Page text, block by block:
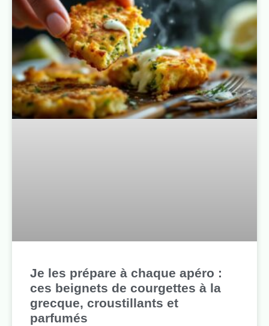
Je les prépare à chaque apéro :
ces beignets de courgettes à la
grecque, croustillants et
parfumés